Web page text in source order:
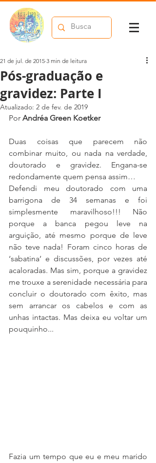
Pós-graduação e
gravidez: Parte I
21 de jul. de 2015 3 min de leitura
Atualizado: 2 de fev. de 2019
Por Andréa Green Koetker
Duas coisas que parecem não
combinar muito, ou nada na verdade,
doutorado e gravidez. Engana-se
redondamente quem pensa assim…
Defendi meu doutorado com uma
barrigona de 34 semanas e foi
simplesmente maravilhoso!!! Não
porque a banca pegou leve na
arguição, até mesmo porque de leve
não teve nada! Foram cinco horas de
‘sabatina’ e discussões, por vezes até
acaloradas. Mas sim, porque a gravidez
me trouxe a serenidade necessária para
concluir o doutorado com êxito, mas
sem arrancar os cabelos e com as
unhas intactas. Mas deixa eu voltar um
pouquinho...
Fazia um tempo que eu e meu marido